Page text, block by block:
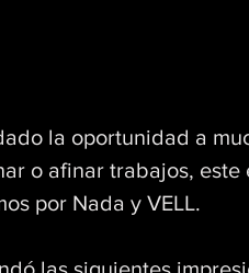
la oportunidad a
o afinar trabajos, este
por Nada y VELL.